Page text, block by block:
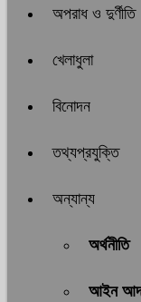
অপরাধ ও দুর্ণীতি
খেলাধুলা
বিনোদন
তথ্যপ্রযুক্তি
অন্যান্য
অর্থনীতি
আইন